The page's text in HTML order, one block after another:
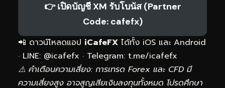
👉 เปิดบัญชี XM รับโบนัส (Partner
Code: cafefx)
📲 ดาวน์โหลดแอป iCafeFX ได้ทั้ง iOS และ Android
· LINE: @icafefx · Telegram: t.me/icafefx
⚠️ คำเตือนความเสี่ยง: การเทรด Forex และ CFD มี
ความเสี่ยงสูง อาจสูญเสียเงินลงทุนทั้งหมด โปรดศึกษา